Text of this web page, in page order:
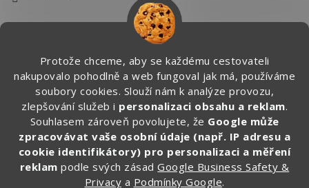
Protože chceme, aby se každému cestovateli
nakupovalo pohodlně a web fungoval jak má, používáme
soubory cookies. Slouží nám k analýze provozu,
zlepšování služeb i personalizaci obsahu a reklam.
Souhlasem zároveň povolujete, že Google může
zpracovávat vaše osobní údaje (např. IP adresu a
cookie identifikátory) pro personalizaci a měření
reklam podle svých zásadGoogle Business Safety &
Privacy a Podmínky Google.